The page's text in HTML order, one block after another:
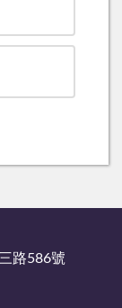
路586號